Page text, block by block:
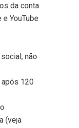
da conta
YouTube
não
após 120
(veja